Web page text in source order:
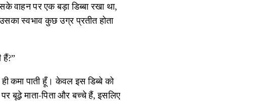
वाहन पर एक बड़ा डिब्बा रखा था,
स्वभाव कुछ उग्र प्रतीत होता
कमा पाती हूँ। केवल इस डिब्बे को
बूढ़े माता-पिता और बच्चे हैं, इसलिए